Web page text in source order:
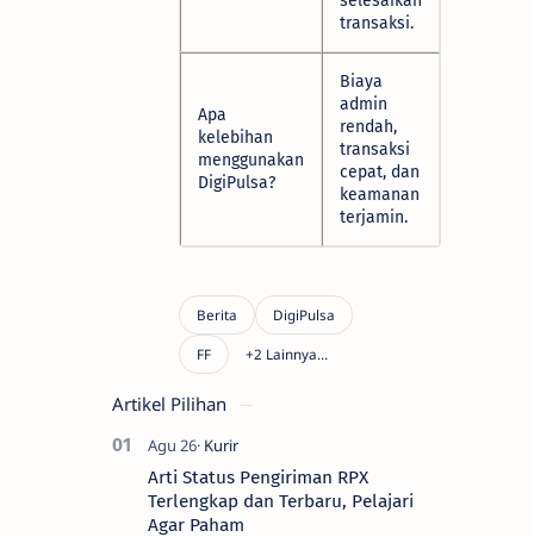
transaksi.
Apa
kelebihan
menggunakan
DigiPulsa?
Biaya
admin
rendah,
transaksi
cepat, dan
keamanan
terjamin.
Artikel Pilihan
Arti Status Pengiriman RPX
Terlengkap dan Terbaru, Pelajari
Agar Paham